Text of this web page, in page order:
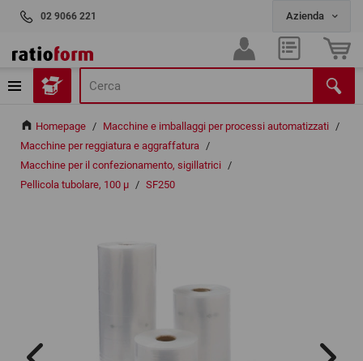
02 9066 221
Homepage / Macchine e imballaggi per processi automatizzati /
Macchine per reggiatura e aggraffatura /
Macchine per il confezionamento, sigillatrici /
Pellicola tubolare, 100 µ / SF250